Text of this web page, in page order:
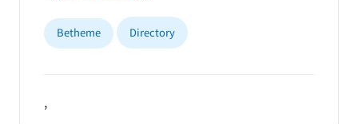
Betheme Directory
,